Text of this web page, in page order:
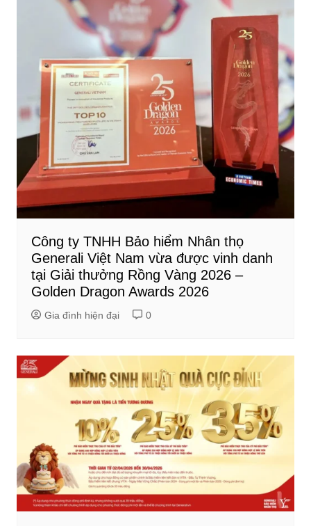
Công ty TNHH Bảo hiểm Nhân thọ
Generali Việt Nam vừa được vinh danh
tại Giải thưởng Rồng Vàng 2026 –
Golden Dragon Awards 2026
Gia đình hiện đại 0